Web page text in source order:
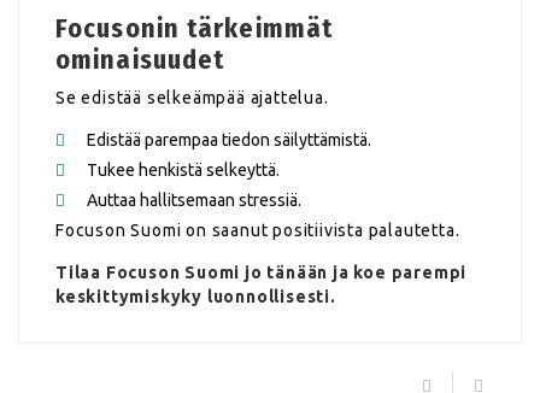
Focusonin tärkeimmät
ominaisuudet
Se edistää selkeämpää ajattelua.
Edistää parempaa tiedon säilyttämistä.
Tukee henkistä selkeyttä.
Auttaa hallitsemaan stressiä.
Focuson Suomi on saanut positiivista palautetta.
Tilaa Focuson Suomi jo tänään ja koe parempi
keskittymiskyky luonnollisesti.